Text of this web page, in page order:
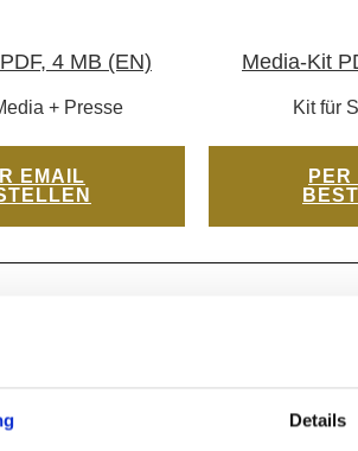
Details
4 MB (EN)
+ Presse
EMAIL
Media-Kit
Kit für